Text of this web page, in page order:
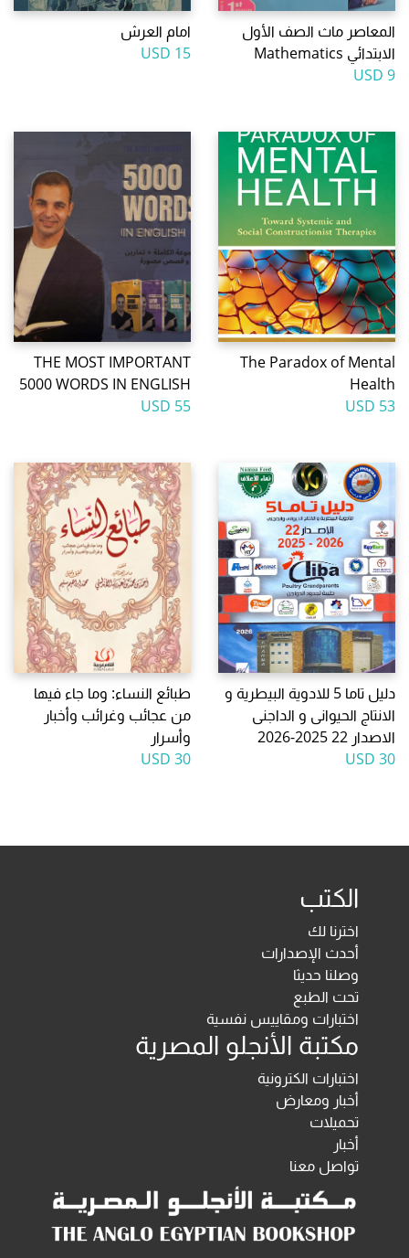
المعاصر ماث الصف الأول
الابتدائي Mathematics
9 USD
امام العرش
15 USD
The Paradox of Mental
Health
53 USD
THE MOST IMPORTANT
5000 WORDS IN ENGLISH
55 USD
دليل تاما 5 للادوية البيطرية و
الانتاج الحيوانى و الداجنى
الاصدار 22 2025-2026
30 USD
طبائع النساء: وما جاء فيها
من عجائب وغرائب وأخبار
وأسرار
30 USD
الكتب
اخترنا لك
أحدث الإصدارات
وصلنا حديثا
تحت الطبع
اختبارات ومقاييس نفسية
مكتبة الأنجلو المصرية
اختبارات الكترونية
أخبار ومعارض
تحميلات
أخبار
تواصل معنا